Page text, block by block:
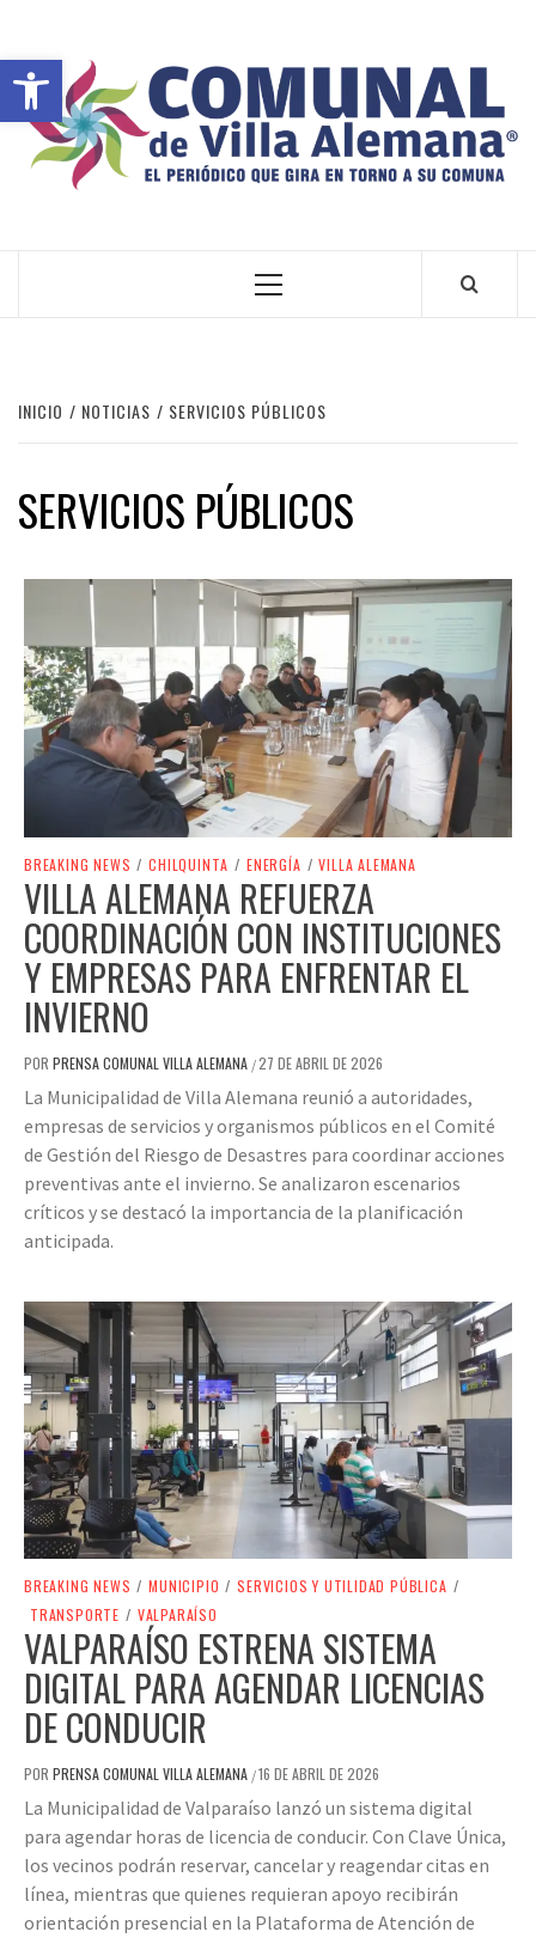
Abrir barra de herramientas
INICIO NOTICIAS SERVICIOS PÚBLICOS
SERVICIOS PÚBLICOS
BREAKING NEWS / CHILQUINTA / ENERGÍA / VILLA ALEMANA
VILLA ALEMANA REFUERZA
COORDINACIÓN CON INSTITUCIONES
Y EMPRESAS PARA ENFRENTAR EL
INVIERNO
POR PRENSA COMUNAL VILLA ALEMANA /27 DE ABRIL DE 2026
La Municipalidad de Villa Alemana reunió a autoridades,
empresas de servicios y organismos públicos en el Comité
de Gestión del Riesgo de Desastres para coordinar acciones
preventivas ante el invierno. Se analizaron escenarios
críticos y se destacó la importancia de la planificación
anticipada.
BREAKING NEWS / MUNICIPIO / SERVICIOS Y UTILIDAD PÚBLICA /
TRANSPORTE / VALPARAÍSO
VALPARAÍSO ESTRENA SISTEMA
DIGITAL PARA AGENDAR LICENCIAS
DE CONDUCIR
POR PRENSA COMUNAL VILLA ALEMANA /16 DE ABRIL DE 2026
La Municipalidad de Valparaíso lanzó un sistema digital
para agendar horas de licencia de conducir. Con Clave Única,
los vecinos podrán reservar, cancelar y reagendar citas en
línea, mientras que quienes requieran apoyo recibirán
orientación presencial en la Plataforma de Atención de